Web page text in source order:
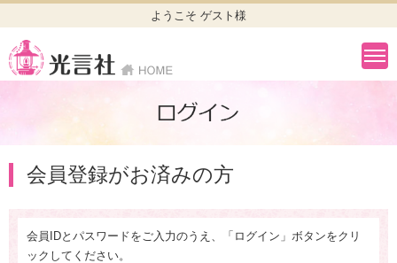
ようこそ ゲスト様
会員登録がお済みの方
会員IDとパスワードをご入力のうえ、「ログイン」ボタンをクリ
ックしてください。